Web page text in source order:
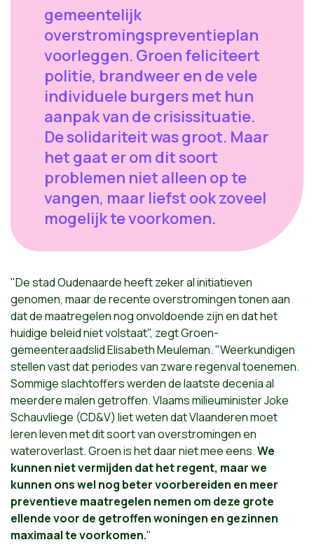
gemeentelijk
overstromingspreventieplan
voorleggen. Groen feliciteert
politie, brandweer en de vele
individuele burgers met hun
aanpak van de crisissituatie.
De solidariteit was groot. Maar
het gaat er om dit soort
problemen niet alleen op te
vangen, maar liefst ook zoveel
mogelijk te voorkomen.
"De stad Oudenaarde heeft zeker al initiatieven
genomen, maar de recente overstromingen tonen aan
dat de maatregelen nog onvoldoende zijn en dat het
huidige beleid niet volstaat", zegt Groen-
gemeenteraadslid Elisabeth Meuleman. "Weerkundigen
stellen vast dat periodes van zware regenval toenemen.
Sommige slachtoffers werden de laatste decenia al
meerdere malen getroffen. Vlaams milieuminister Joke
Schauvliege (CD&V) liet weten dat Vlaanderen moet
leren leven met dit soort van overstromingen en
wateroverlast. Groen is het daar niet mee eens.We
kunnen niet vermijden dat het regent, maar we
kunnen ons wel nog beter voorbereiden en meer
preventieve maatregelen nemen om deze grote
ellende voor de getroffen woningen en gezinnen
maximaal te voorkomen."